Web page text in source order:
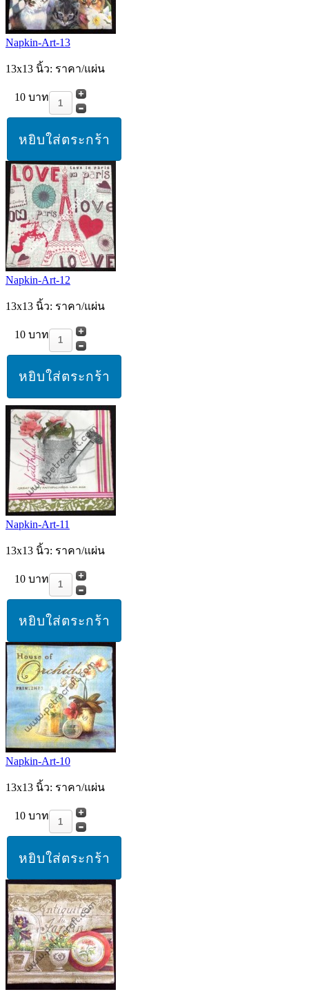
Napkin-Art-13
13x13 นิ้ว: ราคา/แผ่น
10 บาท
Napkin-Art-12
13x13 นิ้ว: ราคา/แผ่น
10 บาท
Napkin-Art-11
13x13 นิ้ว: ราคา/แผ่น
10 บาท
Napkin-Art-10
13x13 นิ้ว: ราคา/แผ่น
10 บาท